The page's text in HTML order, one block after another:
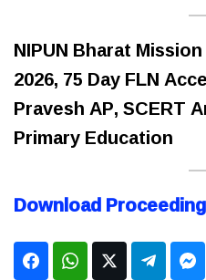
NIPUN Bharat
2026, 75 Day FLN
Pravesh AP, SCERT
Primary Education
Download